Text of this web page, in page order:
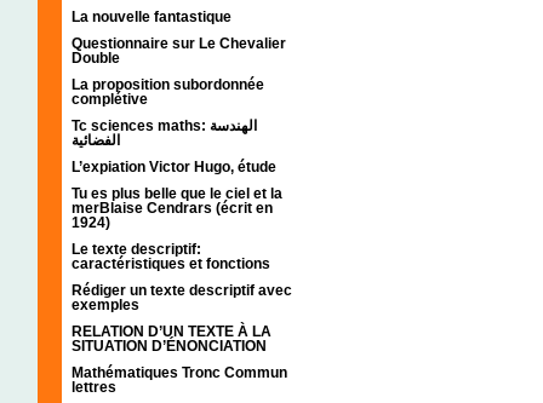
La nouvelle fantastique
Questionnaire sur Le Chevalier
Double
La proposition subordonnée
complétive
Tc sciences maths: الهندسة
الفضائية
L’expiation Victor Hugo, étude
Tu es plus belle que le ciel et la
merBlaise Cendrars (écrit en
1924)
Le texte descriptif:
caractéristiques et fonctions
Rédiger un texte descriptif avec
exemples
RELATION D’UN TEXTE À LA
SITUATION D’ÉNONCIATION
Mathématiques Tronc Commun
lettres